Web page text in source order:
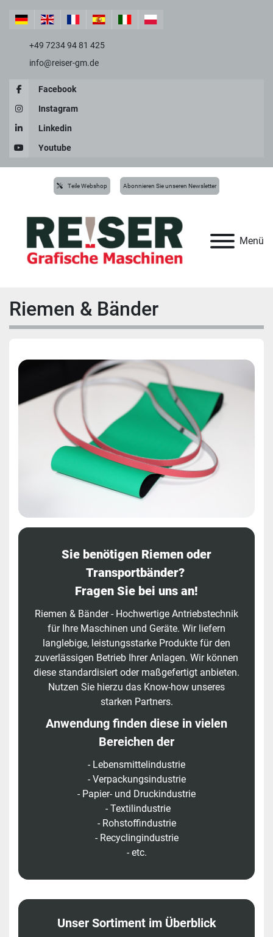
+49 7234 94 81 425
info@reiser-gm.de
Facebook
Instagram
Linkedin
Youtube
Menü
Teile Webshop Abonnieren Sie unseren Newsletter
Riemen & Bänder
Sie benötigen Riemen oder
Transportbänder?
Fragen Sie bei uns an!
Riemen & Bänder - Hochwertige Antriebstechnik
für Ihre Maschinen und Geräte. Wir liefern
langlebige, leistungsstarke Produkte für den
zuverlässigen Betrieb Ihrer Anlagen. Wir können
diese standardisiert oder maßgefertigt anbieten.
Nutzen Sie hierzu das Know-how unseres
starken Partners.
Anwendung finden diese in vielen
Bereichen der
- Lebensmittelindustrie
- Verpackungsindustrie
- Papier- und Druckindustrie
- Textilindustrie
- Rohstoffindustrie
- Recyclingindustrie
- etc.
Unser Sortiment im Überblick